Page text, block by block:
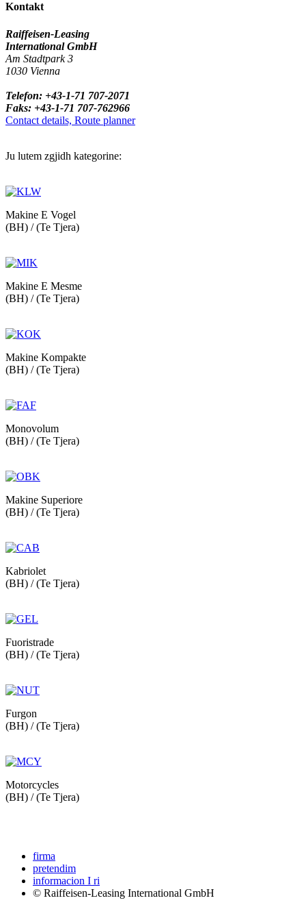
Kontakt
Raiffeisen-Leasing
International GmbH
Am Stadtpark 3
1030 Vienna
Telefon: +43-1-71 707-2071
Faks: +43-1-71 707-762966
Contact details, Route planner
Ju lutem zgjidh kategorine:
Makine E Vogel
(BH) / (Te Tjera)
Makine E Mesme
(BH) / (Te Tjera)
Makine Kompakte
(BH) / (Te Tjera)
Monovolum
(BH) / (Te Tjera)
Makine Superiore
(BH) / (Te Tjera)
Kabriolet
(BH) / (Te Tjera)
Fuoristrade
(BH) / (Te Tjera)
Furgon
(BH) / (Te Tjera)
Motorcycles
(BH) / (Te Tjera)
firma
pretendim
informacion I ri
© Raiffeisen-Leasing International GmbH